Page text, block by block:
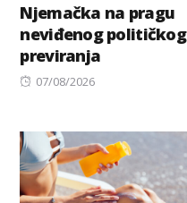
Njemačka na pragu
neviđenog političkog
previranja
Posted
07/08/2026